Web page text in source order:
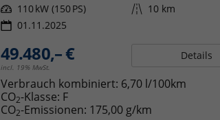
Leistung 110 kW (150 PS) Kilometerstand 10 km
01.11.2025
49.480,– €
incl. 19% MwSt.
Details
Verbrauch kombiniert: 6,70 l/100km
CO2-Klasse: F
CO2-Emissionen: 175,00 g/km